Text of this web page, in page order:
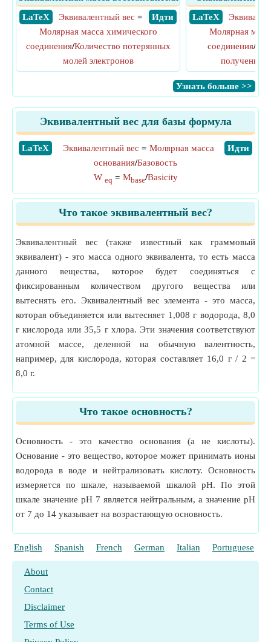
​ LaTeX
​ Идти
Эквивалентный вес =
Молярная масса химического
соединения/Количество потерянных
молей электронов
​ LaTeX
Молярная
соединения/
полученных
​Узнать больше >>
Эквивалентный вес для базы формула
​LaTeX ​Идти
Эквивалентный вес = Молярная масса
основания/Базовость
W eq = Mbase/Basicity
Что такое эквивалентный вес?
Эквивалентный вес (также известный как граммовый
эквивалент) - это масса одного эквивалента, то есть масса
данного вещества, которое будет соединяться с
фиксированным количеством другого вещества или
вытеснять его. Эквивалентный вес элемента - это масса,
которая объединяется или вытесняет 1,008 г водорода, 8,0
г кислорода или 35,5 г хлора. Эти значения соответствуют
атомной массе, деленной на обычную валентность,
например, для кислорода, которая составляет 16,0 г / 2 =
8,0 г.
Что такое основность?
Основность - это качество основания (а не кислоты).
Основание - это вещество, которое может принимать ионы
водорода в воде и нейтрализовать кислоту. Основность
измеряется по шкале, называемой шкалой pH. По этой
шкале значение pH 7 является нейтральным, а значение pH
от 7 до 14 указывает на возрастающую основность.
English Spanish French German Italian Portuguese
About
Contact
Disclaimer
Terms of Use